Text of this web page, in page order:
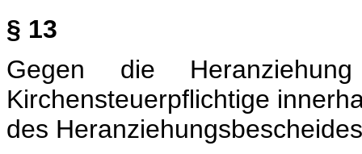
§ 13
Gegen die
Kirchensteuerpflichtige
des